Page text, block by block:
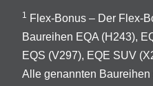
1 Flex-Bonus – Der Flex-
Baureihen EQA (H243),
EQS (V297), EQE SUV
Alle genannten